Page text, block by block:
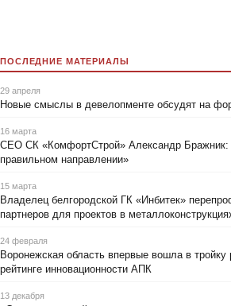
ПОСЛЕДНИЕ МАТЕРИАЛЫ
29 апреля
Новые смыслы в девелопменте обсудят на
16 марта
CEO СК «КомфортСтрой» Александр
правильном направлении»
15 марта
Владелец белгородской ГК «Инбитек»
партнеров для проектов в
24 февраля
Воронежская область впервые вошла в тройку
рейтинге инновационности АПК
13 декабря